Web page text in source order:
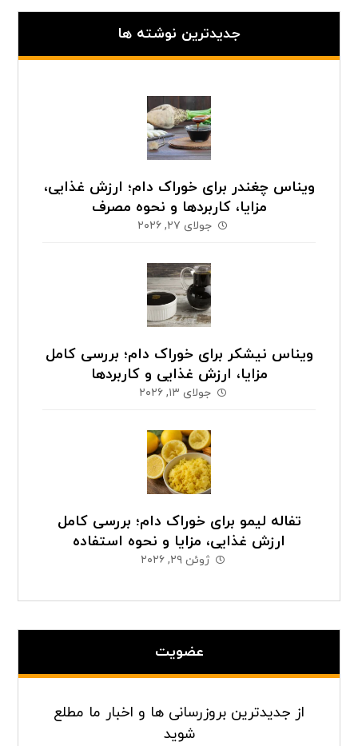
جدیدترین نوشته ها
ویناس چغندر برای خوراک دام؛ ارزش غذایی،
مزایا، کاربردها و نحوه مصرف
جولای ۲۷, ۲۰۲۶
ویناس نیشکر برای خوراک دام؛ بررسی کامل
مزایا، ارزش غذایی و کاربردها
جولای ۱۳, ۲۰۲۶
تفاله لیمو برای خوراک دام؛ بررسی کامل
ارزش غذایی، مزایا و نحوه استفاده
ژوئن ۲۹, ۲۰۲۶
عضویت
از جدیدترین بروزرسانی ها و اخبار ما مطلع
شوید